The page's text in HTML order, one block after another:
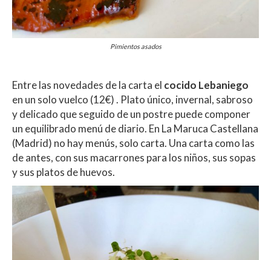
Pimientos asados
Entre las novedades de la carta el cocido Lebaniego
en un solo vuelco (12€) . Plato único, invernal, sabroso
y delicado que seguido de un postre puede componer
un equilibrado menú de diario. En La Maruca Castellana
(Madrid) no hay menús, solo carta. Una carta como las
de antes, con sus macarrones para los niños, sus sopas
y sus platos de huevos.